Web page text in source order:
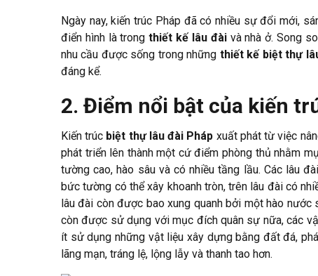
Ngày nay, kiến trúc Pháp đã có nhiều sự đổi mới,
điển hình là trongthiết kế lâu đàivà nhà ở. Song
nhu cầu được sống trong những thiết kế biệt thự
đáng kể.
2. Điểm nổi bật của kiến
Kiến trúc biệt thự lâu đài Pháp xuất phát từ việc
phát triển lên thành một cứ điểm phòng thủ nhằm
tường cao, hào sâu và có nhiều tầng lầu. Các lâu
bức tường có thể xây khoanh tròn, trên lâu đài có
lâu đài còn được bao xung quanh bởi một hào nước
còn được sử dụng với mục đích quân sự nữa, các
ít sử dụng những vật liệu xây dựng bằng đất đá,
lãng mạn, tráng lệ, lộng lẫy và thanh tao hơn.